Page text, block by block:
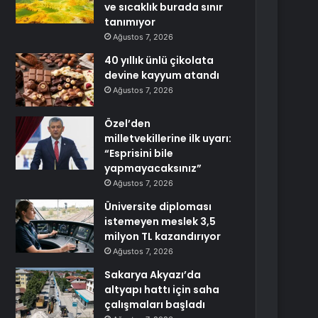
ve sıcaklık burada sınır
tanımıyor
Ağustos 7, 2026
40 yıllık ünlü çikolata
devine kayyum atandı
Ağustos 7, 2026
Özel’den
milletvekillerine ilk uyarı:
“Esprisini bile
yapmayacaksınız”
Ağustos 7, 2026
Üniversite diploması
istemeyen meslek 3,5
milyon TL kazandırıyor
Ağustos 7, 2026
Sakarya Akyazı’da
altyapı hattı için saha
çalışmaları başladı